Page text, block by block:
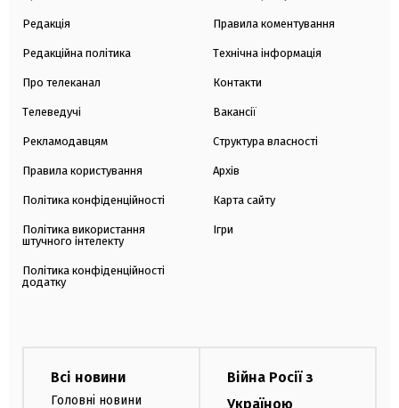
Редакція
Редакційна політика
Про телеканал
Телеведучі
Рекламодавцям
Правила користування
Політика конфіденційності
Політика використання
штучного інтелекту
Політика конфіденційності
додатку
Правила коментування
Технічна інформація
Контакти
Вакансії
Структура власності
Архів
Карта сайту
Ігри
Всі новини
Головні новини
Війна Росії з
Україною